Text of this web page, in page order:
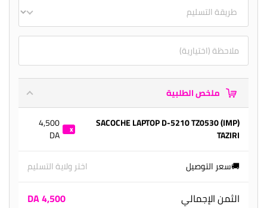
ملخص الطلبية
(IMP) SACOCHE LAPTOP D-5210 TZ0530
TAZIRI
1
4,500
DA
🚚سعر التوصيل
اختر ولاية التسليم
الثمن الإجمالي 4,500 DA